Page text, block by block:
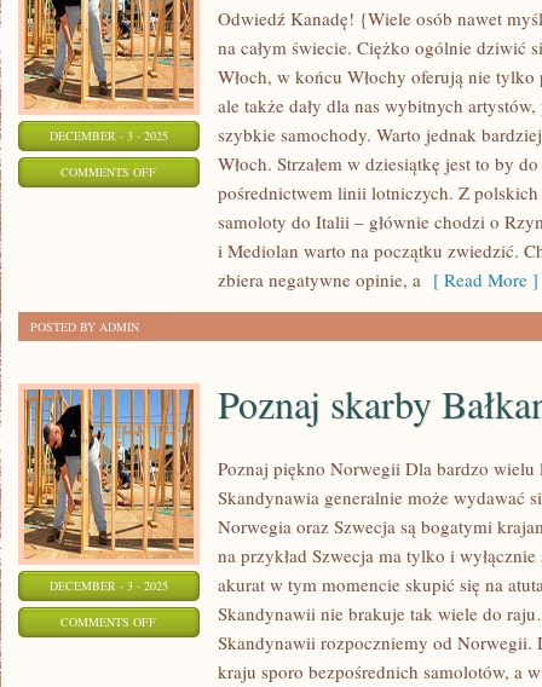
DECEMBER - 3 - 2025
COMMENTS OFFON
Odwiedź Kanadę! {Wiele osób nawet
na całym świecie. Ciężko ogólnie dziwić
Włoch, w końcu Włochy oferują nie tylko
ale także dały dla nas wybitnych
szybkie samochody. Warto jednak
Włoch. Strzałem w dziesiątkę jest to by
pośrednictwem linii lotniczych. Z
samoloty do Italii – głównie chodzi o
i Mediolan warto na początku zwiedzić.
zbiera negatywne opinie, a [ Read More ]
POSTED BY ADMIN
DECEMBER - 3 - 2025
COMMENTS OFFON
Poznaj skarby
Poznaj piękno Norwegii Dla bardzo
Skandynawia generalnie może wydawać
Norwegia oraz Szwecja są bogatymi
na przykład Szwecja ma tylko i
akurat w tym momencie skupić się na
Skandynawii nie brakuje tak wiele do
Skandynawii rozpoczniemy od Norwegii.
kraju sporo bezpośrednich samolotów, a